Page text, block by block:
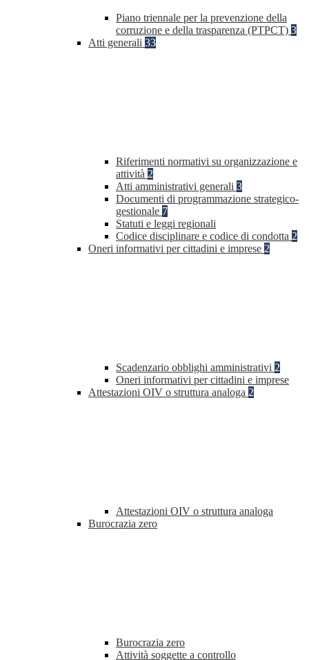
Piano triennale per la prevenzione della
corruzione e della trasparenza (PTPCT) 3
Atti generali 33
Riferimenti normativi su organizzazione e
attività 2
Atti amministrativi generali 3
Documenti di programmazione strategico-
gestionale 7
Statuti e leggi regionali
Codice disciplinare e codice di condotta 2
Oneri informativi per cittadini e imprese 2
Scadenzario obblighi amministrativi 2
Oneri informativi per cittadini e imprese
Attestazioni OIV o struttura analoga 2
Attestazioni OIV o struttura analoga
Burocrazia zero
Burocrazia zero
Attività soggette a controllo